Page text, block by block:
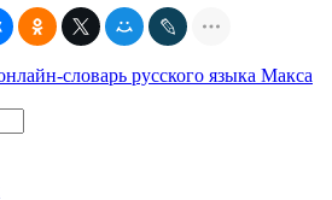
словарь русского языка Макса